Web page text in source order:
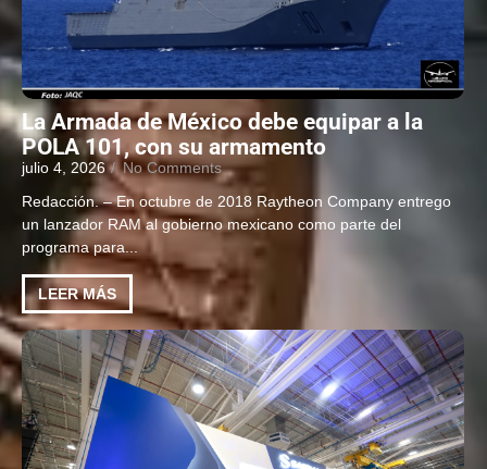
La Armada de México debe equipar a la
POLA 101, con su armamento
julio 4, 2026 / No Comments
Redacción. – En octubre de 2018 Raytheon Company entrego
un lanzador RAM al gobierno mexicano como parte del
programa para...
LEER MÁS